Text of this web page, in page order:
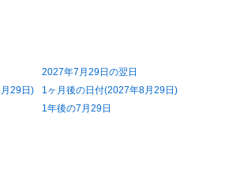
2027年7月29日の翌日
29日)
1ヶ月後の日付(2027年8月29日)
1年後の7月29日